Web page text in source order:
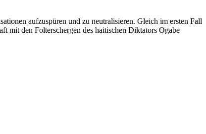
aufzuspüren und zu neutralisieren. Gleich im ersten Fall
mit den Folterschergen des haitischen Diktators Ogabe